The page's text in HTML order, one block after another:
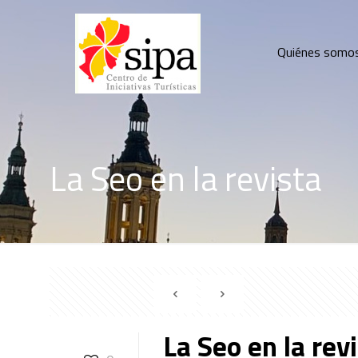
Quiénes
La Seo en la revista
La Seo en la